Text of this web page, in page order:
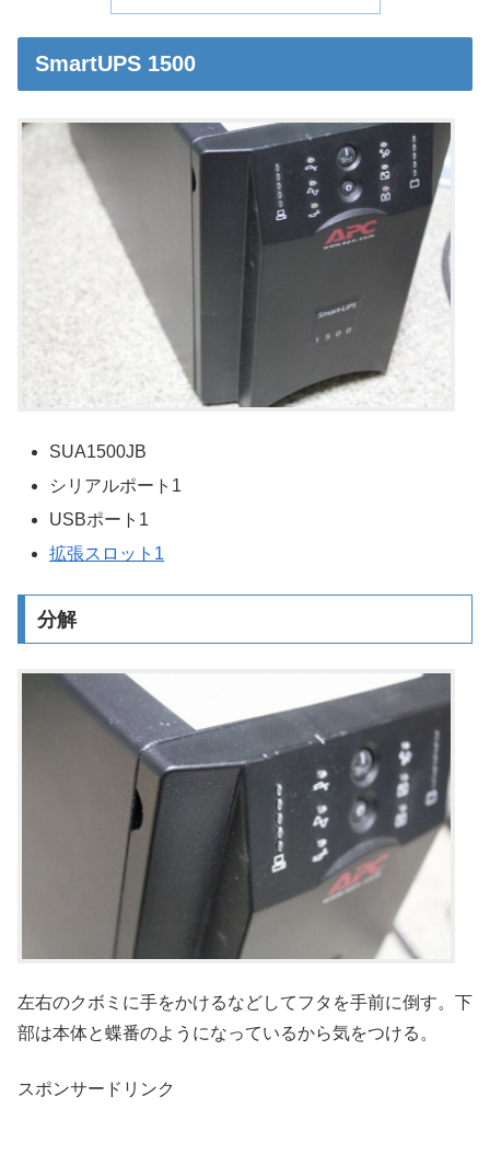
SmartUPS 1500
SUA1500JB
シリアルポート1
USBポート1
拡張スロット1
分解
左右のクボミに手をかけるなどしてフタを手前に倒す。下
部は本体と蝶番のようになっているから気をつける。
スポンサードリンク